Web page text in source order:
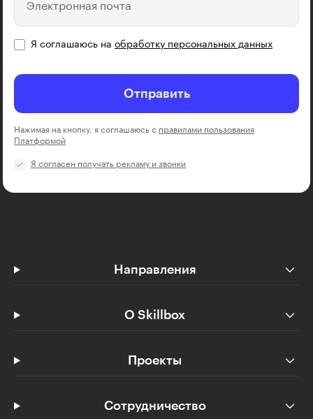
Электронная почта
Я соглашаюсь на обработку персональных данных
Отправить
Нажимая на кнопку, я соглашаюсь с правилами пользования
Платформой
Я согласен получать рекламу и звонки
Направления
О Skillbox
Проекты
Сотрудничество